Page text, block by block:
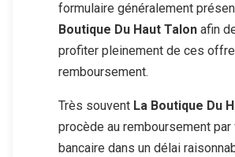
formulaire généralement
Boutique Du Haut Talon afin
profiter pleinement de ces
remboursement.
Très souvent La Boutique Du
procède au remboursement par
bancaire dans un délai